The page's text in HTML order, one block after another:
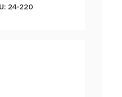
24-220